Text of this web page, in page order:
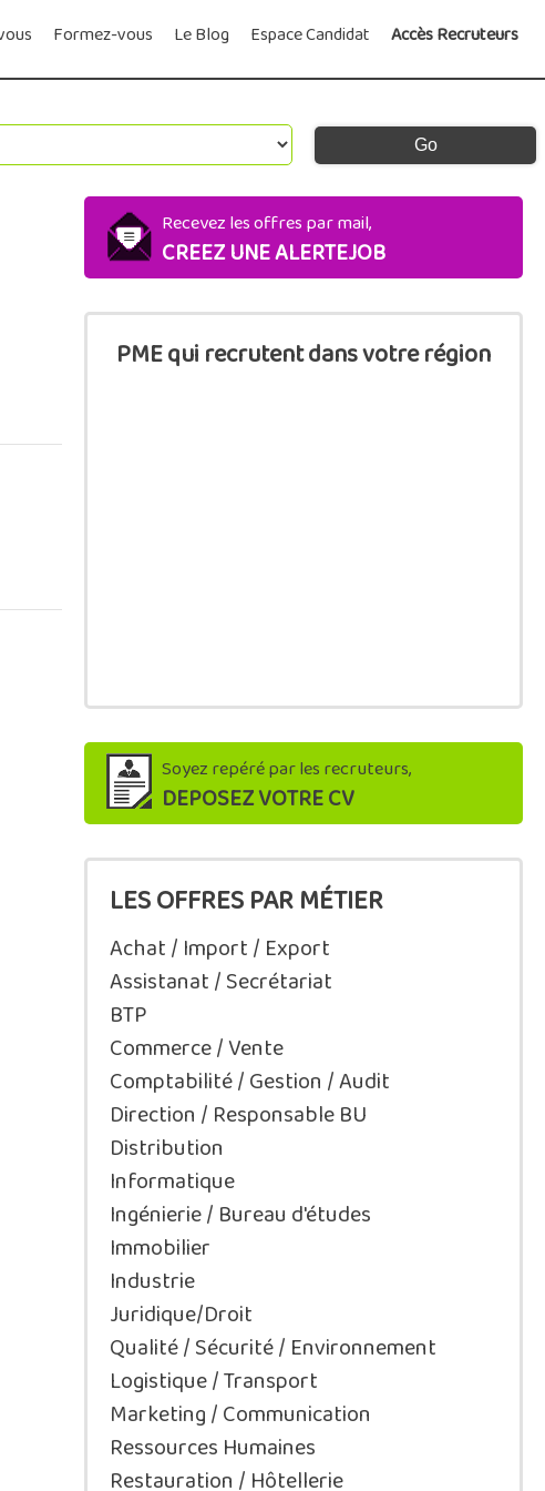
Formez-vous Le Blog Espace Candidat Accès Recruteurs
Recevez les offres par mail,
CREEZ UNE ALERTEJOB
PME qui recrutent dans votre région
Soyez repéré par les recruteurs,
DEPOSEZ VOTRE CV
LES OFFRES PAR MÉTIER
Achat / Import / Export
Assistanat / Secrétariat
BTP
Commerce / Vente
Comptabilité / Gestion / Audit
Direction / Responsable BU
Distribution
Informatique
Ingénierie / Bureau d'études
Immobilier
Industrie
Juridique/Droit
Qualité / Sécurité / Environnement
Logistique / Transport
Marketing / Communication
Ressources Humaines
Restauration / Hôtellerie